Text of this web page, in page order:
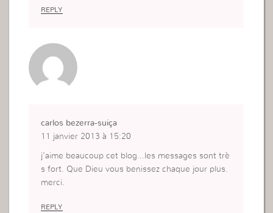
REPLY
carlos bezerra-suiça
11 janvier 2013 à 15:20
j’aime beaucoup cet blog…les messages sont trè
s fort. Que Dieu vous benissez chaque jour plus.
merci.
REPLY